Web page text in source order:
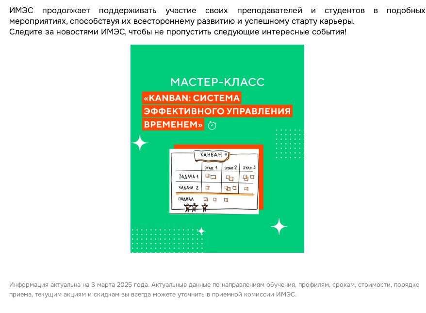
ИМЭС продолжает поддерживать участие своих преподавателей и студентов в подобных
мероприятиях, способствуя их всестороннему развитию и успешному старту карьеры.
Следите за новостями ИМЭС, чтобы не пропустить следующие интересные события!
Информация актуальна на 3 марта 2025 года. Актуальные данные по направлениям обучения, профилям, срокам, стоимости, порядке
приема, текущим акциям и скидкам вы всегда можете уточнить в приемной комиссии ИМЭС.